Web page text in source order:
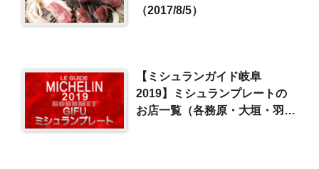
（2017/8/5）
【ミシュランガイド岐阜
2019】ミシュランプレートの
お店一覧（各務原・大垣・羽